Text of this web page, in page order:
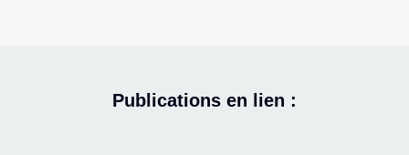
Publications en lien :